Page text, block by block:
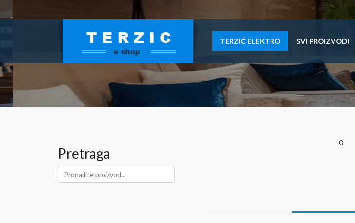
TERZIĆ ELEKTRO SVI PROIZVODI
Pretraga
0